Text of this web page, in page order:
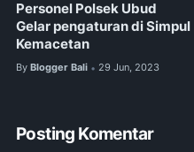
Personel Polsek Ubud
Gelar pengaturan di Simpul
Kemacetan
By Blogger Bali • 29 Jun, 2023
Posting Komentar